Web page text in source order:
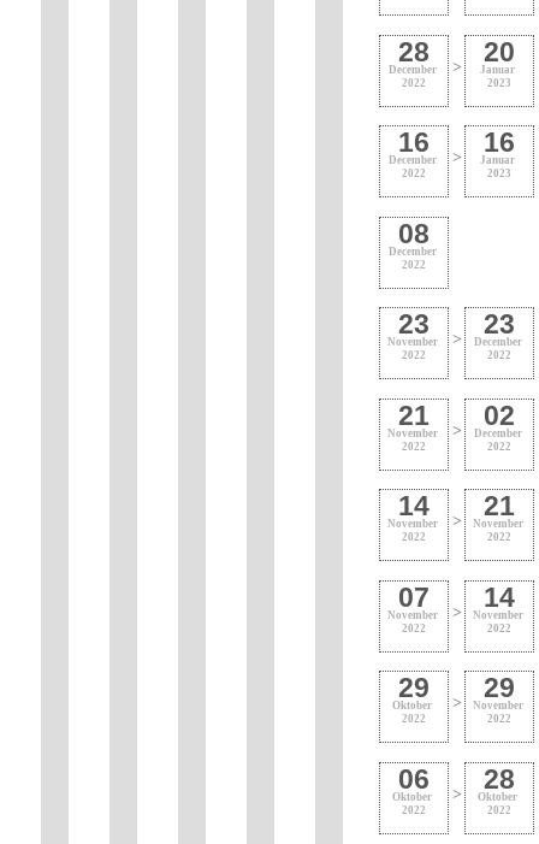
28
December
2022
> 20
Januar
2023
16
December
2022
> 16
Januar
2023
08
December
2022
23
November
2022
> 23
December
2022
21
November
2022
> 02
December
2022
14
November
2022
> 21
November
2022
07
November
2022
> 14
November
2022
29
Oktober
2022
> 29
November
2022
06
Oktober
2022
> 28
Oktober
2022